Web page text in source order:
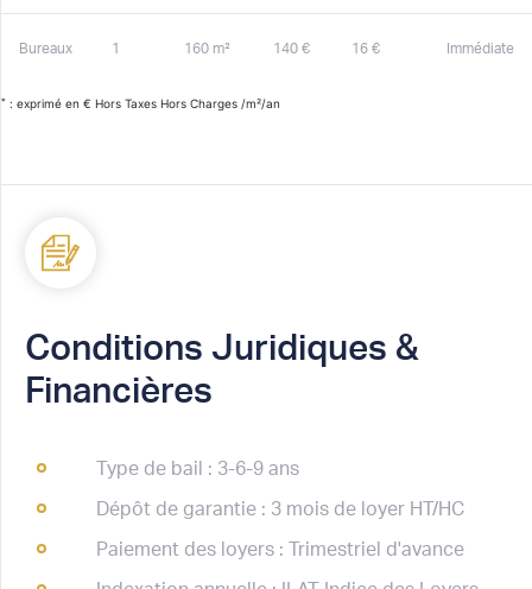
Bureaux 1 160 m² 140 € 16 € Immédiate
* : exprimé en € Hors Taxes Hors Charges /m²/an
Conditions Juridiques &
Financières
Type de bail : 3-6-9 ans
Dépôt de garantie : 3 mois de loyer HT/HC
Paiement des loyers : Trimestriel d'avance